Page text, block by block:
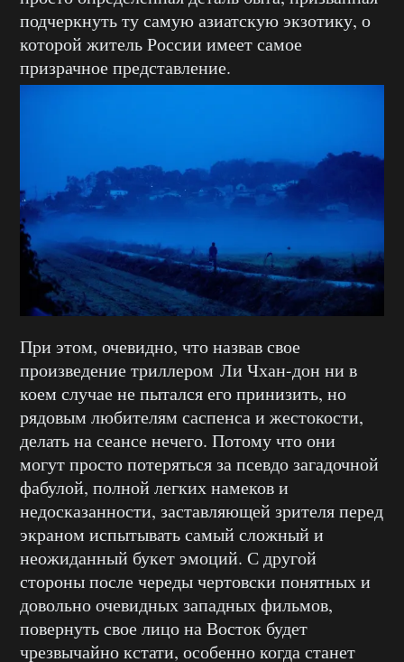
подчеркнуть ту самую азиатскую экзотику, о
которой житель России имеет самое
призрачное представление.
При этом, очевидно, что назвав свое
произведение триллером Ли Чхан-дон ни в
коем случае не пытался его принизить, но
рядовым любителям саспенса и жестокости,
делать на сеансе нечего. Потому что они
могут просто потеряться за псевдо загадочной
фабулой, полной легких намеков и
недосказанности, заставляющей зрителя перед
экраном испытывать самый сложный и
неожиданный букет эмоций. С другой
стороны после череды чертовски понятных и
довольно очевидных западных фильмов,
повернуть свое лицо на Восток будет
чрезвычайно кстати, особенно когда станет